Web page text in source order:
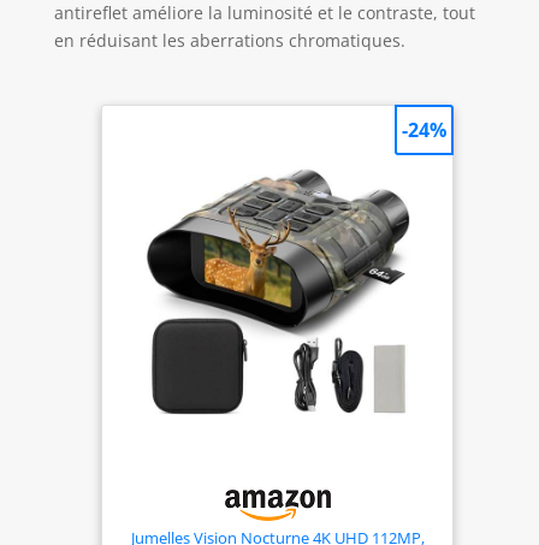
antireflet améliore la luminosité et le contraste, tout
en réduisant les aberrations chromatiques.
Jumelles Vision Nocturne 4K UHD 112MP,
-24%